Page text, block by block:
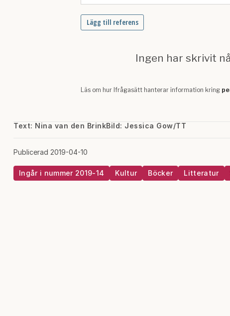
Text: Nina van den BrinkBild: Jessica Gow/TT
Publicerad 2019-04-10
Ingår i nummer 2019-14 Kultur Böcker Litteratur